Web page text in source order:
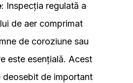
: Inspecția regulată a
de aer comprimat
de coroziune sau
este esențială. Acest
deosebit de important